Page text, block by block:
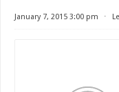
January 7, 2015 3:00 pm ⋅